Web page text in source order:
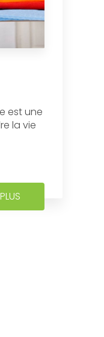
est une
la vie